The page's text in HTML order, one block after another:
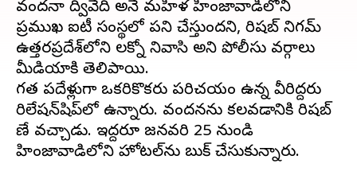
వందనా ద్వివేది అనే మహిళ హింజావాడిలోని
ప్రముఖ ఐటీ సంస్థలో పని చేస్తుందని, రిషబ్ నిగమ్
ఉత్తరప్రదేశ్‌లోని లక్నో నివాసి అని పోలీసు వర్గాలు
మీడియాకి తెలిపాయి.
గత పదేళ్లుగా ఒకరికొకరు పరిచయం ఉన్న వీరిద్దరు
రిలేషన్‌షిప్‌లో ఉన్నారు. వందనను కలవడానికి రిషబ్
పూణే వచ్చాడు. ఇద్దరూ జనవరి 25 నుండి